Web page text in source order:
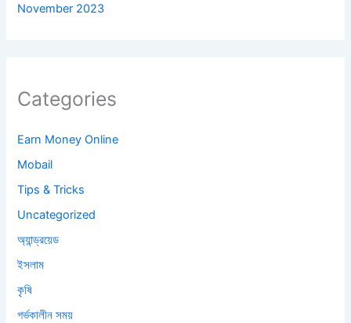
November 2023
Categories
Earn Money Online
Mobail
Tips & Tricks
Uncategorized
অ্যান্ড্রয়েড
ইসলাম
কৃষি
গর্ভকালীন সময়